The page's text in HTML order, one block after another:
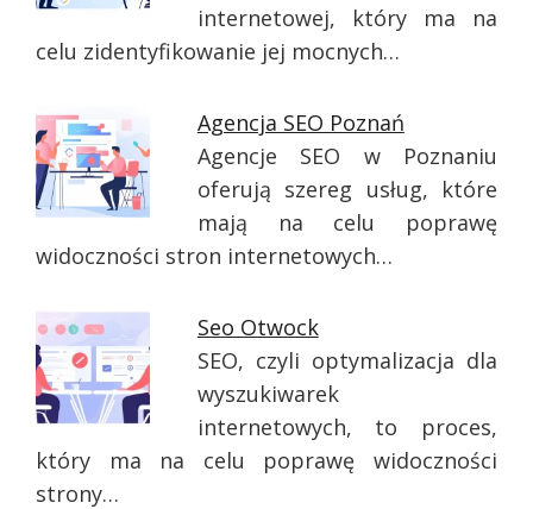
internetowej, który ma na
celu zidentyfikowanie jej mocnych…
Agencja SEO Poznań
Agencje SEO w Poznaniu
oferują szereg usług, które
mają na celu poprawę
widoczności stron internetowych…
Seo Otwock
SEO, czyli optymalizacja dla
wyszukiwarek
internetowych, to proces,
który ma na celu poprawę widoczności
strony…